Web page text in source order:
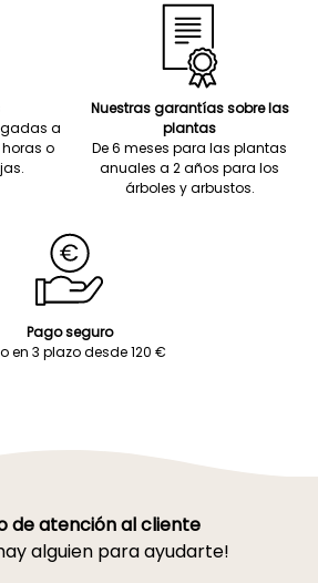
a
o
Nuestras garantías sobre las
plantas
De 6 meses para las plantas
anuales a 2 años para los
árboles y arbustos.
Pago seguro
en 3 plazo desde 120 €
de atención al cliente
alguien para ayudarte!